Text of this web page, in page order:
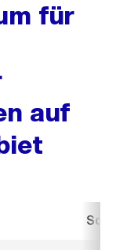
für
auf